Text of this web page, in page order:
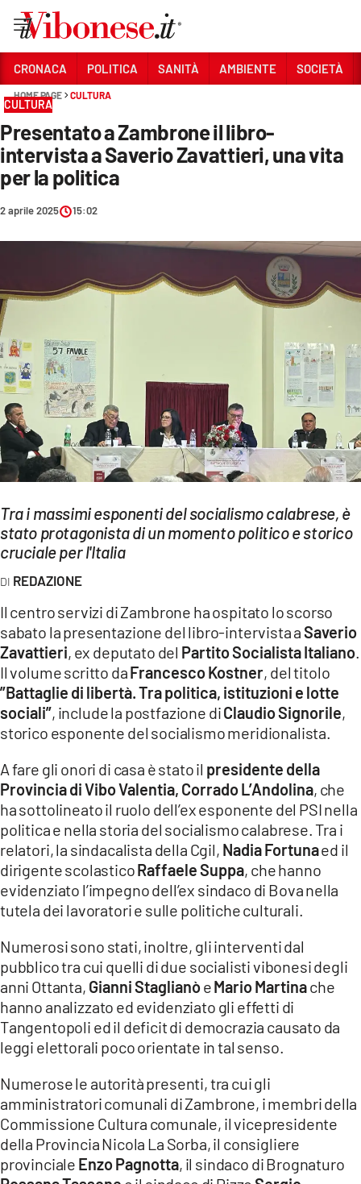
Sezioni
CRONACA
POLITICA
CULTURA
EVENTI
SPORT
Streaming
LAC TV
LAC NETWORK
LAC ONAIR
Network
LACPLAY.IT
LACTV.IT
LACONAIR.IT
LACITYMAG.IT
ILREGGINO.IT
COSENZACHANNEL.IT
ILVIBONESE.IT
CATANZAROCHANNEL.IT
LACAPITALENEWS.IT
App
ANDROID
APPLE
CRONACA POLITICA SANITÀ AMBIENTE SOCIETÀ
HOME PAGE CULTURA
CULTURA
Presentato a Zambrone il libro-
intervista a Saverio Zavattieri, una vita
per la politica
2 aprile 2025 15:02
Tra i massimi esponenti del socialismo calabrese, è
stato protagonista di un momento politico e storico
cruciale per l'Italia
REDAZIONE
Il centro servizi di Zambrone ha ospitato lo scorso
sabato la presentazione del libro-intervista aSaverio
Zavattieri, ex deputato del Partito Socialista Italiano.
Il volume scritto daFrancesco Kostner, del titolo
”Battaglie di libertà. Tra politica, istituzioni e lotte
sociali”, include la postfazione diClaudio Signorile,
storico esponente del socialismo meridionalista.
A fare gli onori di casa è stato il presidente della
Provincia di Vibo Valentia, Corrado L’Andolina, che
ha sottolineato il ruolo dell’ex esponente del PSI nella
politica e nella storia del socialismo calabrese. Tra i
relatori, la sindacalista della Cgil, Nadia Fortunaed il
dirigente scolasticoRaffaele Suppa, che hanno
evidenziato l’impegno dell’ex sindaco di Bova nella
tutela dei lavoratori e sulle politiche culturali.
Numerosi sono stati, inoltre, gli interventi dal
pubblico tra cui quelli di due socialisti vibonesi degli
anni Ottanta, Gianni StaglianòeMario Martinache
hanno analizzato ed evidenziato gli effetti di
Tangentopoli ed il deficit di democrazia causato da
leggi elettorali poco orientate in tal senso.
Numerose le autorità presenti, tra cui gli
amministratori comunali di Zambrone, i membri della
Commissione Cultura comunale, il vicepresidente
della Provincia Nicola La Sorba, il consigliere
provinciale Enzo Pagnotta, il sindaco di Brognaturo